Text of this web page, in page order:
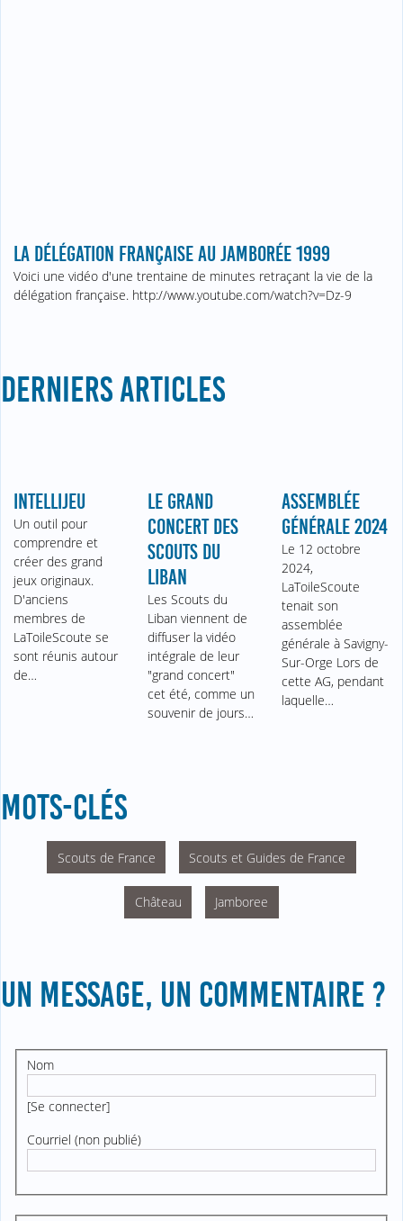
LA DÉLÉGATION FRANÇAISE AU JAMBORÉE 1999
Voici une vidéo d'une trentaine de minutes retraçant la vie de la
délégation française. http://www.youtube.com/watch?v=Dz-9
DERNIERS ARTICLES
INTELLIJEU
Un outil pour
comprendre et
créer des grand
jeux originaux.
D'anciens
membres de
LaToileScoute se
sont réunis autour
de…
LE GRAND
CONCERT DES
SCOUTS DU
LIBAN
Les Scouts du
Liban viennent de
diffuser la vidéo
intégrale de leur
"grand concert"
cet été, comme un
souvenir de jours…
ASSEMBLÉE
GÉNÉRALE 2024
Le 12 octobre
2024,
LaToileScoute
tenait son
assemblée
générale à Savigny-
Sur-Orge Lors de
cette AG, pendant
laquelle…
MOTS-CLÉS
Scouts de France Scouts et Guides de France
Château Jamboree
UN MESSAGE, UN COMMENTAIRE ?
Nom
[Se connecter]
Courriel (non publié)